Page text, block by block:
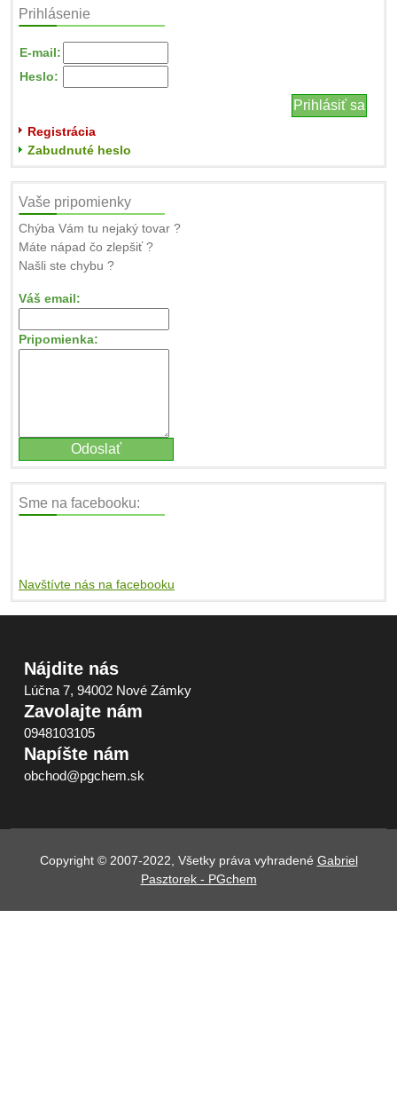
Prihlásenie
E-mail:
Heslo:
Registrácia
Zabudnuté heslo
Vaše pripomienky
Chýba Vám tu nejaký tovar ?
Máte nápad čo zlepšiť ?
Našli ste chybu ?
Váš email:
Pripomienka:
Sme na facebooku:
Navštívte nás na facebooku
Nájdite nás
Lúčna 7, 94002 Nové Zámky
Zavolajte nám
0948103105
Napíšte nám
obchod@pgchem.sk
Copyright © 2007-2022, Všetky práva vyhradené Gabriel
Pasztorek - PGchem